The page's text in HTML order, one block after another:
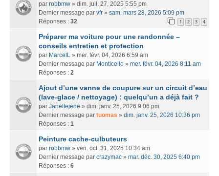
par robbmw » dim. juil. 27, 2025 5:55 pm
Dernier message par vfr » sam. mars 28, 2026 5:09 pm
Réponses : 32 1 2 3 4
Préparer ma voiture pour une randonnée –
conseils entretien et protection
par MarcelL » mer. févr. 04, 2026 6:59 am
Dernier message par Monticello » mer. févr. 04, 2026 8:11 am
Réponses : 2
Ajout d’une vanne de coupure sur un circuit d’eau
(lave-glace / nettoyage) : quelqu’un a déjà fait ?
par Janettejene » dim. janv. 25, 2026 9:06 pm
Dernier message par tuomas » dim. janv. 25, 2026 10:36 pm
Réponses : 1
Peinture cache-culbuteurs
par robbmw » ven. oct. 31, 2025 10:34 am
Dernier message par crazymac » mar. déc. 30, 2025 6:40 pm
Réponses : 6